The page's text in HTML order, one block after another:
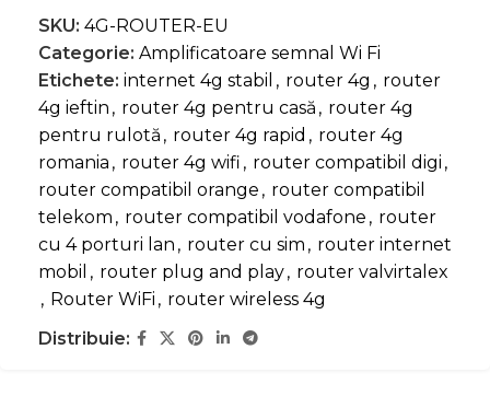
SKU: 4G-ROUTER-EU
Categorie: Amplificatoare semnal Wi Fi
Etichete: internet 4g stabil , router 4g , router
4g ieftin , router 4g pentru casă , router 4g
pentru rulotă , router 4g rapid , router 4g
romania , router 4g wifi , router compatibil digi ,
router compatibil orange , router compatibil
telekom , router compatibil vodafone , router
cu 4 porturi lan , router cu sim , router internet
mobil , router plug and play, router valvirtalex
, Router WiFi , router wireless 4g
Distribuie: